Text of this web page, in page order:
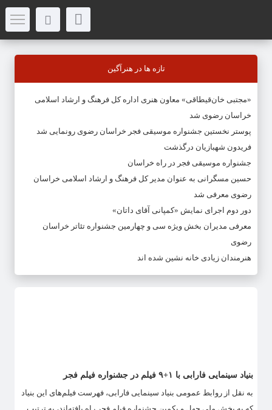
تازه ها در هنرآگین
«مجتبی خان‌قیطاقی» معاون هنری اداره کل فرهنگ و ارشاد اسلامی
خراسان رضوی شد
پوستر نخستین جشنواره موسیقی فجر خراسان رضوی رونمایی شد
فریدون شهبازیان درگذشت
جشنواره موسیقی فجر در راه خراسان
حسین مسگرانی به عنوان مدیر کل فرهنگ و ارشاد اسلامی خراسان
رضوی معرفی شد
دور دوم اجرای نمایش «کمپانی آقای داتان»
معرفی مدیران بخش ویژه سی و چهارمین جشنواره تئاتر خراسان
رضوی
هنرمندان زیادی خانه نشین شده اند
بنیاد سینمایی فارابی با ۱+۹ فیلم در جشنواره فیلم فجر
به نقل از روابط عمومی بنیاد سینمایی فارابی، فهرست فیلم‌های این بنیاد